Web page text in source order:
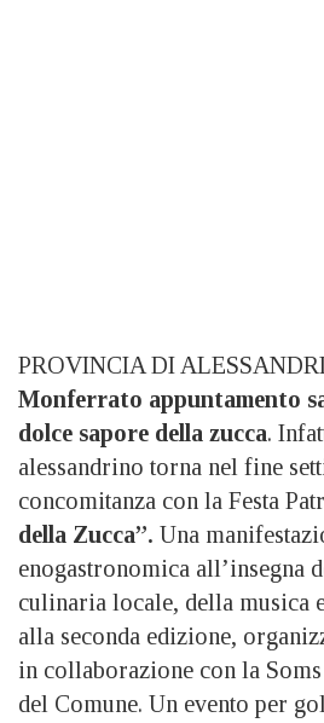
PROVINCIA DI
Monferrato appuntamento
dolce sapore della zucca.
alessandrino torna nel fine
concomitanza con la Festa
della Zucca”. Una
enogastronomica all’insegna
culinaria locale, della musica
alla seconda edizione,
in collaborazione con la
del Comune. Un evento per